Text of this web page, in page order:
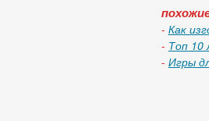
- Как
- Топ 10
- Игры